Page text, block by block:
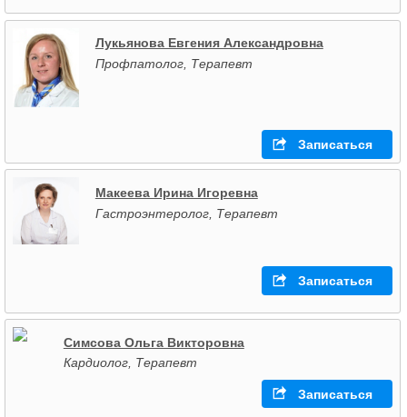
Лукьянова Евгения Александровна
Профпатолог, Терапевт
Записаться
Макеева Ирина Игоревна
Гастроэнтеролог, Терапевт
Записаться
Симсова Ольга Викторовна
Кардиолог, Терапевт
Записаться